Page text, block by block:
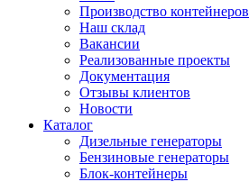
Производство контейнеров
Наш склад
Вакансии
Реализованные проекты
Документация
Отзывы клиентов
Новости
Каталог
Дизельные генераторы
Бензиновые генераторы
Блок-контейнеры